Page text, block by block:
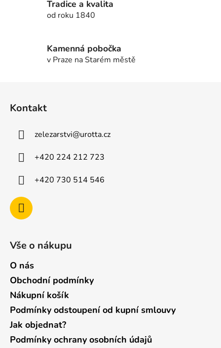
k
ý
p
i
Tradice a kvalita
od roku 1840
Kamenná pobočka
v Praze na Starém městě
Kontakt
zelezarstvi@urotta.cz
+420 224 212 723
+420 730 514 546
Vše o nákupu
O nás
Obchodní podmínky
Nákupní košík
Podmínky odstoupení od kupní smlouvy
Jak objednat?
Podmínky ochrany osobních údajů